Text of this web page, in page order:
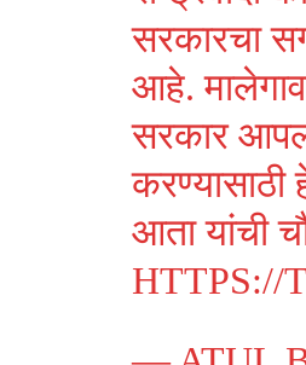
सरकारचा
आहे.
सरकार
आता यांची
HTTPS://